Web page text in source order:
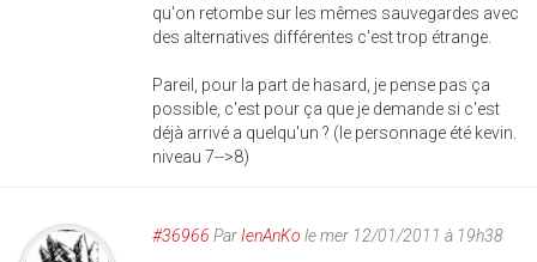
qu'on retombe sur les mêmes sauvegardes avec
des alternatives différentes c'est trop étrange.
Pareil, pour la part de hasard, je pense pas ça
possible, c'est pour ça que je demande si c'est
déjà arrivé a quelqu'un ? (le personnage été kevin.
niveau 7-->8)
#36966 Par IenAnKo le mer 12/01/2011 à 19h38